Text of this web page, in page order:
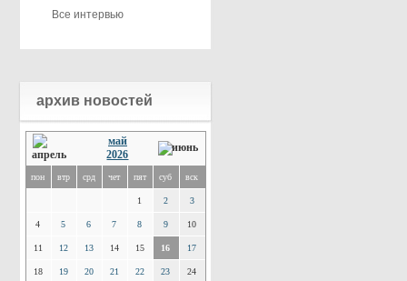
Все интервью
архив новостей
май
2026
пон втр срд чет пят суб вск
1 2 3
4 5 6 7 8 9 10
11 12 13 14 15 16 17
18 19 20 21 22 23 24